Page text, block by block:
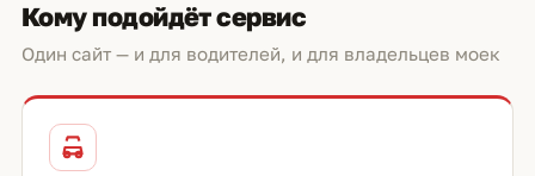
Кому подойдёт сервис
Один сайт — и для водителей, и для владельцев моек